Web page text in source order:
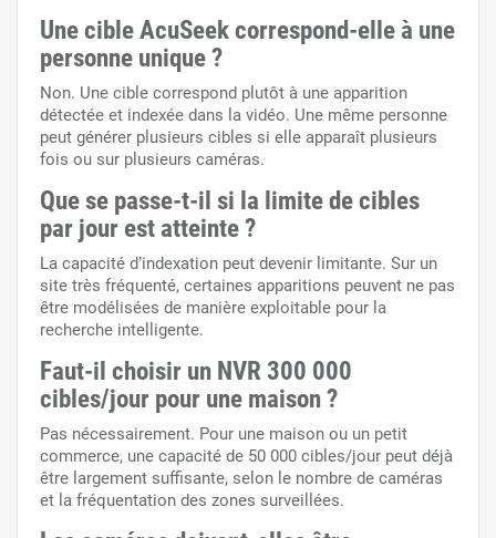
Une cible AcuSeek correspond-elle à une
personne unique ?
Non. Une cible correspond plutôt à une apparition
détectée et indexée dans la vidéo. Une même personne
peut générer plusieurs cibles si elle apparaît plusieurs
fois ou sur plusieurs caméras.
Que se passe-t-il si la limite de cibles
par jour est atteinte ?
La capacité d’indexation peut devenir limitante. Sur un
site très fréquenté, certaines apparitions peuvent ne pas
être modélisées de manière exploitable pour la
recherche intelligente.
Faut-il choisir un NVR 300 000
cibles/jour pour une maison ?
Pas nécessairement. Pour une maison ou un petit
commerce, une capacité de 50 000 cibles/jour peut déjà
être largement suffisante, selon le nombre de caméras
et la fréquentation des zones surveillées.